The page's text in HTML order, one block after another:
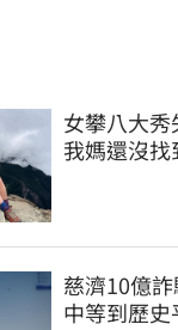
女攀八大秀
我媽還沒找
慈濟10億
中等到歷